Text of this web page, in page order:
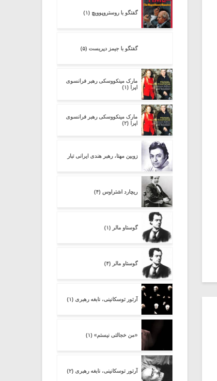
گفتگو با روستروپوویچ (۱)
گفتگو با جیمز دپریست (۵)
مارک مینکووسکی رهبر فرانسوی
اپرا (۱)
مارک مینکووسکی رهبر فرانسوی
اپرا (۲)
زوبین مهتا، رهبر هندی ایرانی تبار
ریچارد اشتراوس (۴)
گوستاو مالر (۱)
گوستاو مالر (۴)
آرتور توسکانینی، نابغه رهبری (۱)
«من خجالتی نیستم» (۱)
آرتور توسکانینی، نابغه رهبری (۲)